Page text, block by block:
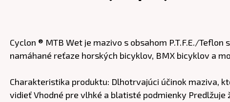
Cyclon ® MTB Wet je mazivo s obsahom P.T.F.E./
namáhané reťaze horských bicyklov, BMX bicyklov a
Charakteristika produktu: Dlhotrvajúci účinok maziva,
vidieť Vhodné pre vlhké a blatisté podmienky